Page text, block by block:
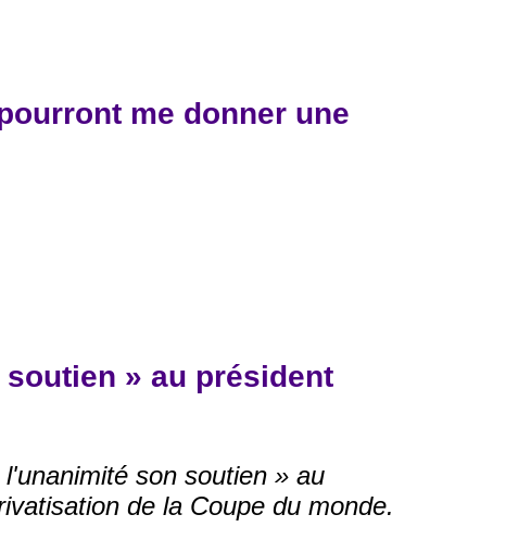
me donner une
» au président
son soutien » au
de la Coupe du monde.